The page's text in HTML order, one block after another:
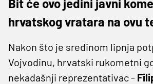
Bit će ovo jedini javni
hrvatskog vratara na ovu
Nakon što je sredinom lipnja
Vojvodinu, hrvatski rukometni
nekadašnji reprezentativac -